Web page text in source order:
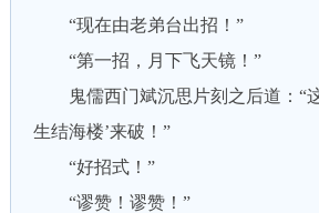
“现在由老弟台出招！”
“第一招，月下飞天镜！”
鬼儒西门斌沉思片刻之后道：“这
生结海楼’来破！”
“好招式！”
“谬赞！谬赞！”